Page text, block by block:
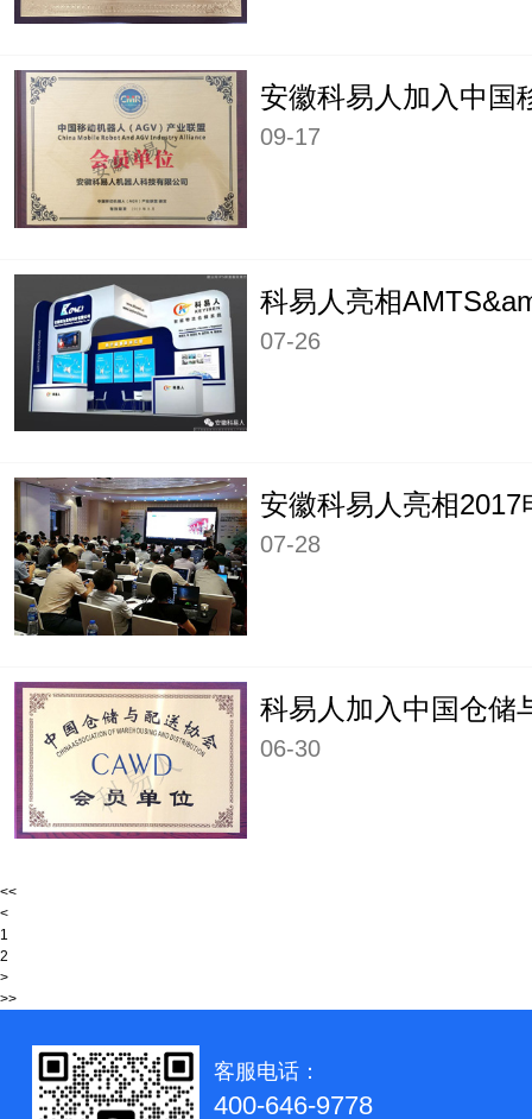
09-17
07-26
07-28
06-30
<<
<
1
2
>
>>
客服电话：
400-646-9778